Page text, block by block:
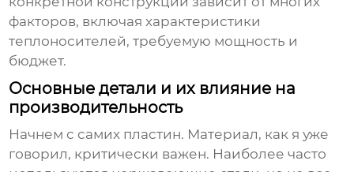
факторов, включая характеристики
теплоносителей, требуемую мощность и
бюджет.
Основные детали и их влияние на
производительность
Начнем с самих пластин. Материал, как я уже
говорил, критически важен. Наиболее часто